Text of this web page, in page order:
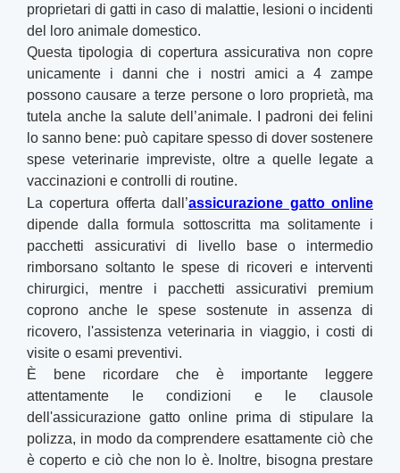
proprietari di gatti in caso di malattie, lesioni o incidenti
del loro animale domestico.
Questa tipologia di copertura assicurativa non copre
unicamente i danni che i nostri amici a 4 zampe
possono causare a terze persone o loro proprietà, ma
tutela anche la salute dell’animale. I padroni dei felini
lo sanno bene: può capitare spesso di dover sostenere
spese veterinarie impreviste, oltre a quelle legate a
vaccinazioni e controlli di routine.
La copertura offerta dall’assicurazione gatto online
dipende dalla formula sottoscritta ma solitamente i
pacchetti assicurativi di livello base o intermedio
rimborsano soltanto le spese di ricoveri e interventi
chirurgici, mentre i pacchetti assicurativi premium
coprono anche le spese sostenute in assenza di
ricovero, l'assistenza veterinaria in viaggio, i costi di
visite o esami preventivi.
È bene ricordare che è importante leggere
attentamente le condizioni e le clausole
dell'assicurazione gatto online prima di stipulare la
polizza, in modo da comprendere esattamente ciò che
è coperto e ciò che non lo è. Inoltre, bisogna prestare